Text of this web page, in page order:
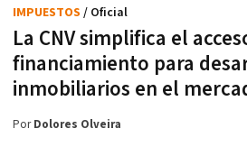
La CNV simplifica el
financiamiento para
inmobiliarios en el
IMPUESTOS / Oficial
PorDolores Olveira